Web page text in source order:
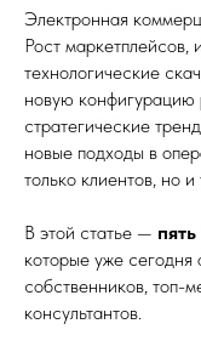
Электронная
Рост маркетплейсов,
технологические
новую
стратегические
новые подходы в
только клиентов, но и
В этой статье —
которые уже сегодня
собственников, топ-
консультантов.